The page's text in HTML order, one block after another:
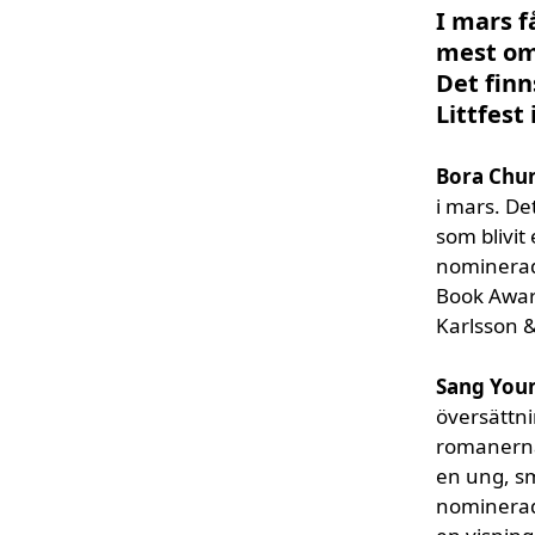
I mars
mest
Det
Littfest
Bora
i mars.
som blivit
Book
Karlsson
Sang
en ung,